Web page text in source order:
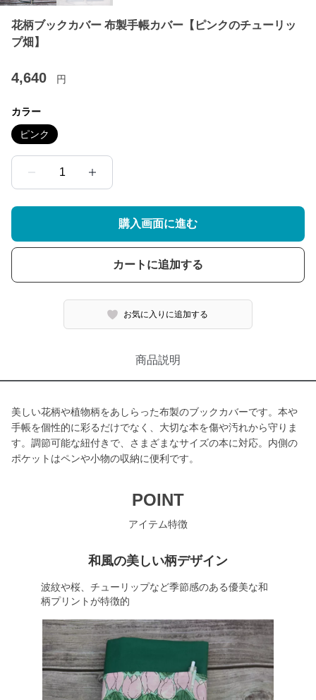
花柄ブックカバー 布製手帳カバー【ピンクのチューリッ
プ畑】
4,640 円
カラー
ピンク
1
購入画面に進む
カートに追加する
お気に入りに追加する
商品説明
美しい花柄や植物柄をあしらった布製のブックカバーです。本や
手帳を個性的に彩るだけでなく、大切な本を傷や汚れから守りま
す。調節可能な紐付きで、さまざまなサイズの本に対応。内側の
ポケットはペンや小物の収納に便利です。
POINT
アイテム特徴
和風の美しい柄デザイン
波紋や桜、チューリップなど季節感のある優美な和
柄プリントが特徴的